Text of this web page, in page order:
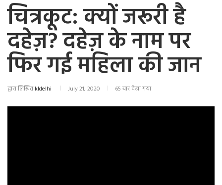
चित्रकूट: क्यों जरूरी है
दहेज़? दहेज़ के नाम पर
फिर गई महिला की जान
द्वारा लिखितkldelhi July 21, 2020 65 बार देखा गया